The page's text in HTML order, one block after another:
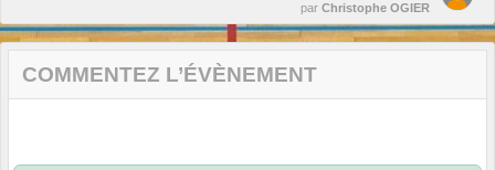
par Christophe OGIER
COMMENTEZ L’ÉVÈNEMENT